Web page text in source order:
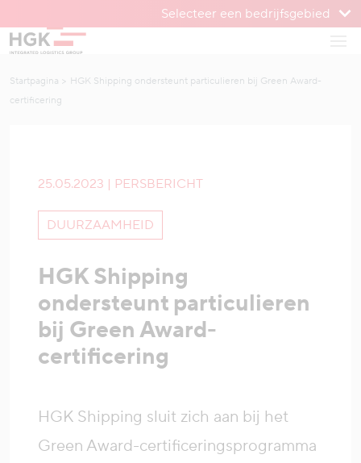
Naar inhoud
Selecteer een bedrijfsgebied
Startpagina
HGK Shipping ondersteunt particulieren bij Green Award-
certificering
25.05.2023 | PERSBERICHT
DUURZAAMHEID
HGK Shipping
ondersteunt particulieren
bij Green Award-
certificering
HGK Shipping sluit zich aan bij het
Green Award-certificeringsprogramma